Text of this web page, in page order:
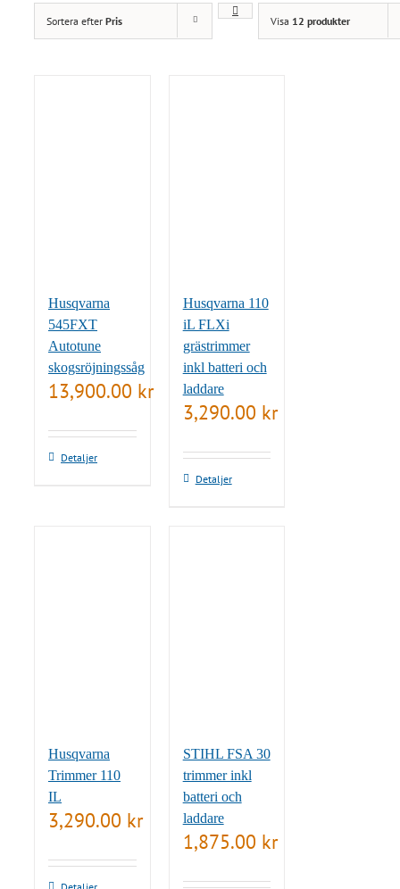
Sortera efter Pris Visa 12 produkter
Husqvarna
545FXT
Autotune
skogsröjningssåg
13,900.00 kr
Detaljer
Husqvarna 110
iL FLXi
grästrimmer
inkl batteri och
laddare
3,290.00 kr
Detaljer
Husqvarna
Trimmer 110
IL
3,290.00 kr
STIHL FSA 30
trimmer inkl
batteri och
laddare
1,875.00 kr